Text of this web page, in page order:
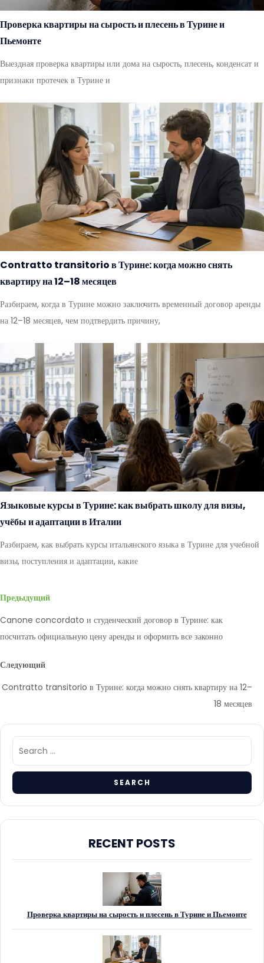
Проверка квартиры на сырость и плесень в Турине и
Пьемонте
Выездная проверка квартиры или дома на сырость, плесень, конденсат и
признаки протечек в Турине и
Contratto transitorio в Турине: когда можно снять
квартиру на 12–18 месяцев
Разбираем, когда в Турине можно заключить временный договор аренды
на 12–18 месяцев, чем подтвердить причину,
Языковые курсы в Турине: как выбрать школу для визы,
учёбы и адаптации в Италии
Разбираем, как выбрать курсы итальянского языка в Турине для учебной
визы, поступления и адаптации, какие
Предыдущий
Canone concordato и студенческий договор в Турине: как
посчитать официальную цену аренды и оформить все законно
Следующий
Contratto transitorio в Турине: когда можно снять квартиру на 12–
18 месяцев
RECENT POSTS
Проверка квартиры на сырость и плесень в Турине и Пьемонте